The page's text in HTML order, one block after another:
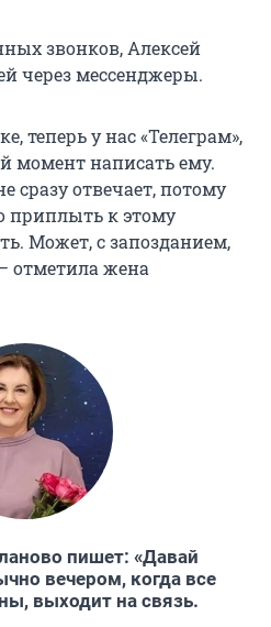
звонков, Алексей
через мессенджеры.
теперь у нас «Телеграм»,
момент написать ему.
сразу отвечает, потому
приплыть к этому
Может, с запозданием,
отметила жена
пишет: «Давай
вечером, когда все
выходит на связь.